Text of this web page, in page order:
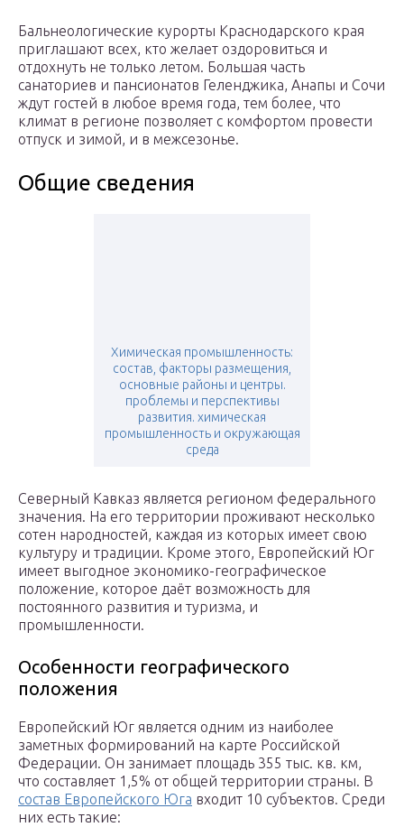
Бальнеологические курорты Краснодарского края
приглашают всех, кто желает оздоровиться и
отдохнуть не только летом. Большая часть
санаториев и пансионатов Геленджика, Анапы и Сочи
ждут гостей в любое время года, тем более, что
климат в регионе позволяет с комфортом провести
отпуск и зимой, и в межсезонье.
Общие сведения
Химическая промышленность:
состав, факторы размещения,
основные районы и центры.
проблемы и перспективы
развития. химическая
промышленность и окружающая
среда
Северный Кавказ является регионом федерального
значения. На его территории проживают несколько
сотен народностей, каждая из которых имеет свою
культуру и традиции. Кроме этого, Европейский Юг
имеет выгодное экономико-географическое
положение, которое даёт возможность для
постоянного развития и туризма, и
промышленности.
Особенности географического
положения
Европейский Юг является одним из наиболее
заметных формирований на карте Российской
Федерации. Он занимает площадь 355 тыс. кв. км,
что составляет 1,5% от общей территории страны. В
состав Европейского Юга входит 10 субъектов. Среди
них есть такие: